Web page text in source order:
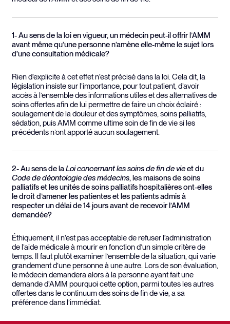
1- Au sens de la loi en vigueur, un médecin peut-il offrir l’AMM
avant même qu’une personne n’amène elle-même le sujet lors
d’une consultation médicale?
Rien d’explicite à cet effet n’est précisé dans la loi. Cela dit, la
législation insiste sur l’importance, pour tout patient, d’avoir
accès à l’ensemble des informations utiles et des alternatives de
soins offertes afin de lui permettre de faire un choix éclairé :
soulagement de la douleur et des symptômes, soins palliatifs,
sédation, puis AMM comme ultime soin de fin de vie si les
précédents n’ont apporté aucun soulagement.
2- Au sens de laLoi concernant les soins de fin de vieet du
Code de déontologie des médecins, les maisons de soins
palliatifs et les unités de soins palliatifs hospitalières ont-elles
le droit d’amener les patientes et les patients admis à
respecter un délai de 14 jours avant de recevoir l’AMM
demandée?
Éthiquement, il n’est pas acceptable de refuser l’administration
de l’aide médicale à mourir en fonction d’un simple critère de
temps. Il faut plutôt examiner l’ensemble de la situation, qui varie
grandement d’une personne à une autre. Lors de son évaluation,
le médecin demandera alors à la personne ayant fait une
demande d’AMM pourquoi cette option, parmi toutes les autres
offertes dans le continuum des soins de fin de vie, a sa
préférence dans l’immédiat.